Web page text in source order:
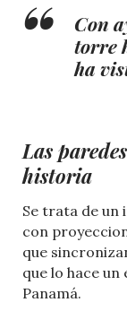
Con
torre
ha
Las
historia
Se trata de un
con
que
que lo hace
Panamá.